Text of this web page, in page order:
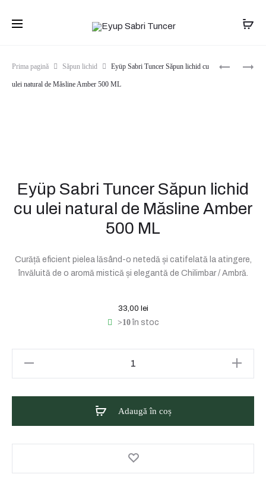
2 zile.
ALAÇATI
500
AYVALIK
OLIVE
BLOSSOM
Prima pagină Săpun lichid Eyüp Sabri Tuncer Săpun lichid cu
ulei natural de Măsline Amber 500 ML
Eyüp Sabri Tuncer Săpun lichid
cu ulei natural de Măsline Amber
500 ML
Curăță eficient pielea lăsând-o netedă și catifelată la atingere,
învăluită de o aromă mistică și elegantă de Chilimbar / Ambră.
33,00 lei
>10în stoc
Eyüp
Săpun
lichid
ulei
Adaugă în coș